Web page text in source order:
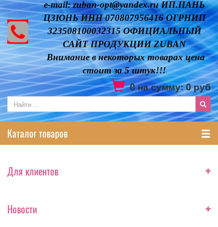
e-mail: zuban-opt@yandex.ru ИП.ПАНЬ
ЦЗЮНЬ ИНН 070807956416 ОГРНИП
323508100032315 ОФИЦИАЛЬНЫЙ
САЙТ ПРОДУКЦИИ ZUBAN
Внимание в некоторых товарах цена
стоит за 5 штук!!!
0на сумму:0руб
Каталог товаров
Для клиентов +
Новости +